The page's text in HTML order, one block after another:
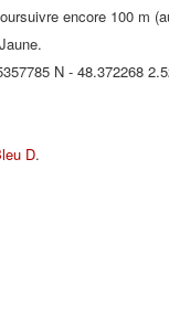
encore 100 m
N - 48.372268
D.